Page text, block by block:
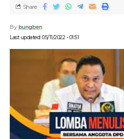
Last updated: 05/11/2022 - 01:51
By bungben
Share